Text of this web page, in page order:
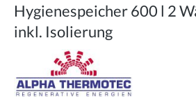
Hygienespeicher 600 l 2
inkl. Isolierung